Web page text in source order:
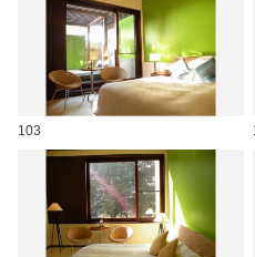
103